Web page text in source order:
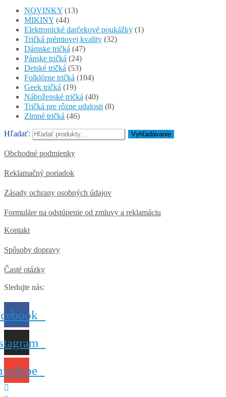
NOVINKY (13)
MIKINY (44)
Elektronické darčekové poukážky (1)
Tričká prémiovej kvality (32)
Dámske tričká (47)
Pánske tričká (24)
Detské tričká (53)
Folklórne tričká (104)
Geek tričká (19)
Náboženské tričká (40)
Tričká pre rôzne udalosti (8)
Zimné tričká (46)
Hľadať: Vyhľadávanie
Obchodné podmienky
Reklamačný poriadok
Zásady ochrany osobných údajov
Formuláre na odstúpenie od zmluvy a reklamáciu
Kontakt
Spôsoby dopravy
Časté otázky
Sledujte nás: